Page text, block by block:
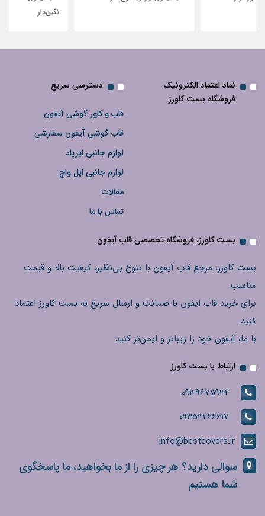
نماد اعتماد الکترونیک
فروشگاه بست کاورز
دسترسی سریع
قاب و کاور گوشی آیفون
قاب گوشی آیفون سفارشی
لوازم جانبی ایرپاد
لوازم جانبی اپل واچ
مقالات
تماس با ما
بست کاورز، فروشگاه تخصصی قاب آیفون
بست کاورز، مرجع قاب آیفون با تنوع بی‌نظیر، کیفیت بالا و قیمت
مناسب
برای خرید قاب ایفون با ضمانت و ارسال سریع به بست کاورز اعتماد
کنید.
با ما، آیفون خود را زیباتر و ایمن‌تر کنید.
ارتباط با بست کاورز
09129675932
09353266617
info@bestcovers.ir
سوالی دارید؟ هر چیزی را از ما بخواهید، ما پاسخگوی
شما هستیم